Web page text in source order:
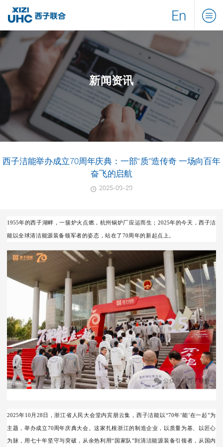
En
新闻资讯
西子洁能举办成立70周年庆典：一部“质”造传奇 一场向百年
奋飞的启航
2025-09-29
1955年的西子湖畔 ，一簇炉火点燃 ，杭州锅炉厂应运而生 ；2025年的今天，西子洁
能以全球清洁能源装备领军者的姿态，站在了70周年的新起点上。
2025年10 月 28 日，浙江省人民大会堂内宾朋云集，西子洁能以“70年‘能’在一起”为
主题，举办成立70周年庆典大会。这家扎根浙江的制造企业，以质量为基、以匠心
为脉，用七十年坚守与突破，从余热利用“国家队”到清洁能源装备引领者，从国内